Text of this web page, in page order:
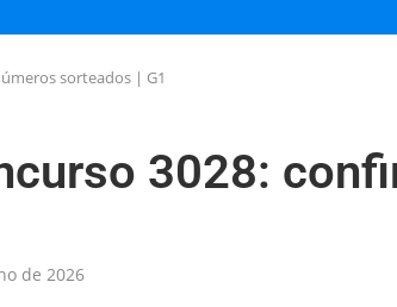
sorteados | G1
3028:
de 2026